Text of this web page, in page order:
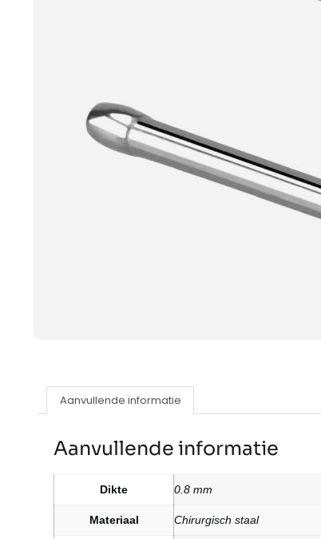
Aanvullende informatie
Aanvullende informatie
Dikte 0.8 mm
Materiaal Chirurgisch staal